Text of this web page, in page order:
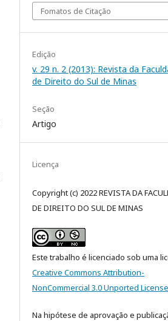
Fomatos de Citação
Edição
v. 29 n. 2 (2013): Revista da
de Direito do Sul de Minas
Seção
Artigo
Licença
Copyright (c) 2022 REVISTA DA
DE DIREITO DO SUL DE MINAS
Este trabalho é licenciado sob uma
Creative Commons Attribution-
NonCommercial 3.0 Unported License
Na hipótese de aprovação e